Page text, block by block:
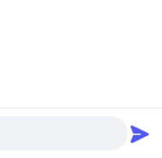
reservados.